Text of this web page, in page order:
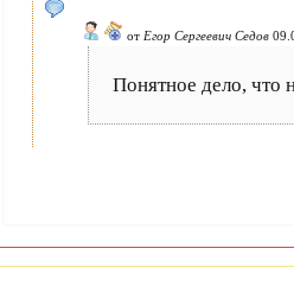
от Егор Сергеевич Седов
Понятное дело, что